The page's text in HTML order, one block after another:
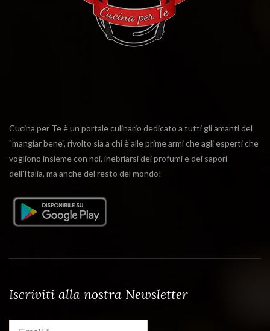
Cucina per Te è un portale culinario dedicato a tutti gli amanti del
"mangiar bene", rivolto sia a chi è alle prime armi che agli esperti che
vogliono insieme con noi, inebriarsi dei profumi e dei sapori
dell'Italia, ma anche del resto del mondo!
Iscriviti alla nostra Newsletter